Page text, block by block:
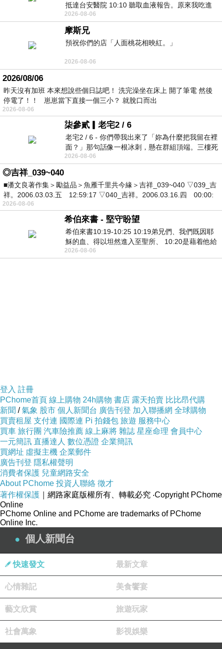
抵達台安醫院 10:10 聽取血液報告。原來我吃進
去的 B12 彌可保並非沒有吸收而是超
2026-08-06
摩斯兄
預祝你們的店「人面桃花相映紅。」
2026-08-06
2026/08/06
昨天沒有加班 本來想說些個日誌吧！ 洗完澡坐在床上 開了筆電 然後
停電了！！ 崽崽當下直接一個三小？ 就脫口而出
2026-08-06
柒參貳▎老宅2 / 6
老宅2 / 6 - 你們帶我出來了「妳為什麼把我留在裡
面？」那句話像一根冰刺，懸在群組頂端。三樓死
死盯著照片裡的人。那個人確實站在
2026-08-06
◎吉祥_039~040
■潘文良著作集＞勵益品＞魚雁千里共今緣＞吉祥_039~040 ▽039_吉
祥。2006.03.03.五 12:59:17 ▽040_吉祥。2006.03.16.四 00:00:
2026-08-06
希伯來書 - 堅守盼望
希伯來書10:19-10:25 10:19弟兄們、我們既因耶
穌的血、得以坦然進入至聖所、 10:20是藉着他給
我們開了一條又新又活的路從幔子經過
2026-08-06
登入 註冊
PChome首頁 線上購物 24h購物 書店 露天拍賣 比比昂代購
新聞 /氣象 股市 個人新聞台 廣告刊登 加入聯播網 全球購物
買賣租屋 支付連 國際連 Pi 拍錢包 旅遊 服務中心
買車 旅行團 汽車險推薦 線上麻將 雜誌 星座命理 會員中心
一元簡訊 直播達人 數位憑證 企業簡訊
買網址 虛擬主機 企業郵件
廣告刊登 隱私權聲明
消費者保護 兒童網路安全
About PChome 投資人聯絡 徵才
著作權保護 ｜網路家庭版權所有、轉載必究 ‧Copyright PChome
Online
PChome Online and PChome are trademarks of PChome
Online Inc.
個人新聞台
快速發文 最新文章
心情雜記 美食饗宴
藝文欣賞 旅遊玩家
社會萬象 影視娛樂